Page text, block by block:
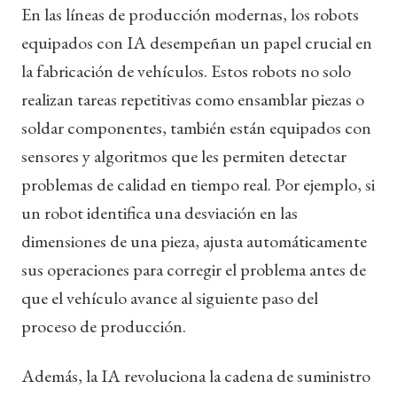
En las líneas de producción modernas, los robots
equipados con IA desempeñan un papel crucial en
la fabricación de vehículos. Estos robots no solo
realizan tareas repetitivas como ensamblar piezas o
soldar componentes, también están equipados con
sensores y algoritmos que les permiten detectar
problemas de calidad en tiempo real. Por ejemplo, si
un robot identifica una desviación en las
dimensiones de una pieza, ajusta automáticamente
sus operaciones para corregir el problema antes de
que el vehículo avance al siguiente paso del
proceso de producción.
Además, la IA revoluciona la cadena de suministro